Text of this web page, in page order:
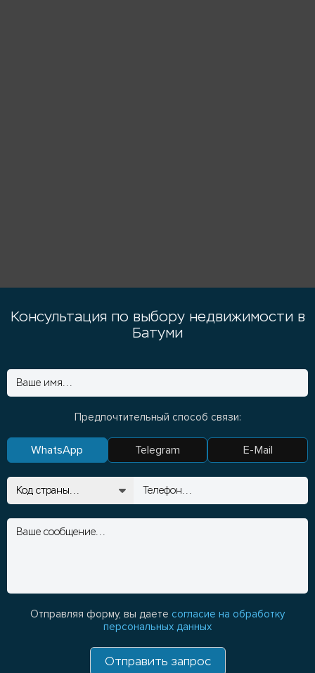
Консультация по выбору недвижимости в
Батуми
Предпочтительный способ связи:
WhatsApp Telegram E-Mail
Отправляя форму, вы даете согласие на обработку
персональных данных
Отправить запрос